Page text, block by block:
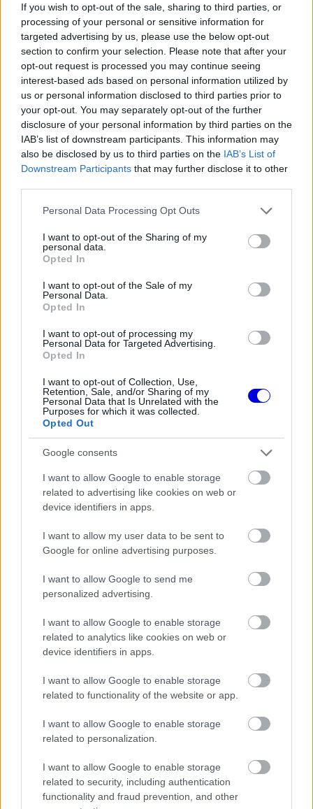
If you wish to opt-out of the sale, sharing to third parties, or
processing of your personal or sensitive information for
targeted advertising by us, please use the below opt-out
section to confirm your selection. Please note that after your
opt-out request is processed you may continue seeing
interest-based ads based on personal information utilized by
us or personal information disclosed to third parties prior to
your opt-out. You may separately opt-out of the further
disclosure of your personal information by third parties on the
IAB’s list of downstream participants. This information may
also be disclosed by us to third parties on the IAB’s List of
Downstream Participants that may further disclose it to other
Please note that this website/app uses one or more Google
not limited to your visit or usage behaviour. You may click to
grant or deny consent to Google and its third-party tags to
use your data for below specified purposes in below Google
consent section.
Personal Data Processing Opt Outs
I want to opt-out of the Sharing of my
personal data.
Opted In
I want to opt-out of the Sale of my
Personal Data.
Opted In
I want to opt-out of processing my
Personal Data for Targeted Advertising.
Opted In
I want to opt-out of Collection, Use,
Retention, Sale, and/or Sharing of my
Personal Data that Is Unrelated with the
Purposes for which it was collected.
Opted Out
Google consents
I want to allow Google to enable storage
related to advertising like cookies on web or
device identifiers in apps.
I want to allow my user data to be sent to
Google for online advertising purposes.
I want to allow Google to send me
personalized advertising.
I want to allow Google to enable storage
related to analytics like cookies on web or
device identifiers in apps.
I want to allow Google to enable storage
related to functionality of the website or app.
I want to allow Google to enable storage
related to personalization.
I want to allow Google to enable storage
related to security, including authentication
functionality and fraud prevention, and other
window.
Hagyományos módszerek a modern F1-ben
EZEKET IS AJÁNLJUK
Súlyos eurómilliókért hallgat a Red
beszélhet a távozásáról Helmut
Eszméletlenül terült el a fűben a
WRC-sztár a horrorisztikus bukás
után
A brit tervező munkamódszere több szempontból
is egyedinek számít a modern Forma-1-ben.
"Sokan szóvá teszik, hogy rajztáblát használok a
CAD-rendszerek helyett" - nyilatkozta Newey.
"Számomra ez olyan, mint az anyanyelv, hiszen
ezen nőttem fel, mivel a CAD-rendszerek csak a
kilencvenes években váltak igazán elterjedtté. Bár
alapszinten értek a számítógépes tervezéshez,
lényegesen lassabban dolgozom vele."
A szakember részletesen kifejtette a
"Amikor egy rajzon dolgozom, és végül száz
meg és százat radíroztam ki közben. Az ötletek
fejlesztése során folyamatosan változtatok a